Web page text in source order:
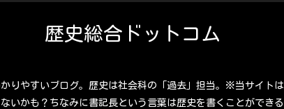
歴史総合ドットコム
りやすいブログ。歴史は社会科の「過去」担当。※当サイト
いかも？ちなみに書記長という言葉は歴史を書くことができる